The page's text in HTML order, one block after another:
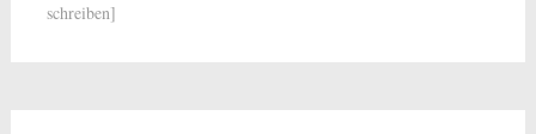
schreiben]